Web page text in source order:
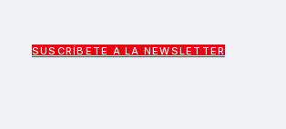
SUSCRÍBETE A LA NEWSLETTER